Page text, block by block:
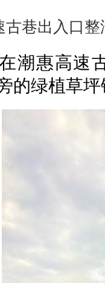
巷出入口整
潮惠高速
的绿植草